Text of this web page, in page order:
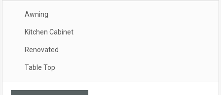
Awning
Kitchen Cabinet
Renovated
Table Top